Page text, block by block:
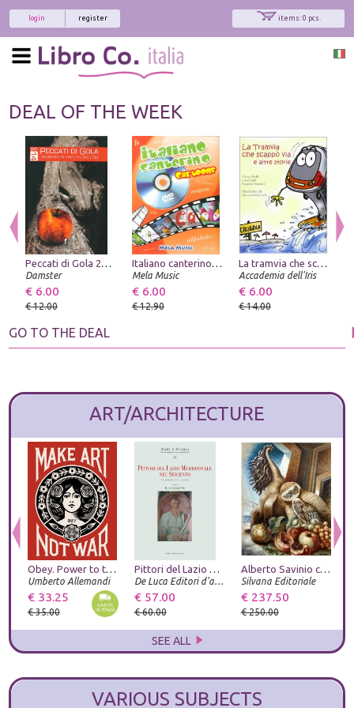
items: 0 pcs.
register
login
DEAL OF THE WEEK
Peccati di Gola 2014. I Migliori Racconti Erotici tra Eros & Cibo
Damster
€ 6.00
€ 12.00
Italiano canterino cartoons. Con DVD
Mela Music
€ 6.00
€ 12.90
La tramvia che scappò via
Accademia dell'Iris
€ 6.00
€ 14.00
GO TO THE DEAL
ART/ARCHITECTURE
Obey. Power to the peaceful. Ediz. italiana
Umberto Allemandi
€ 33.25
€ 35.00
Pittori del Lazio meridionale nel Seicento. Orazio Zecca e gli altri
De Luca Editori d'arte
€ 57.00
€ 60.00
Alberto Savinio catalogo ragionato
Silvana Editoriale
€ 237.50
€ 250.00
SEE ALL
VARIOUS SUBJECTS